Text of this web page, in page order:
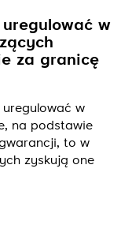
w
za granicę
w
na podstawie
to w
zyskują one